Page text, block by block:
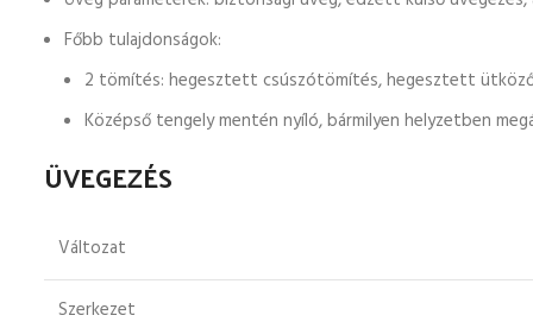
Főbb tulajdonságok:
2 tömítés: hegesztett csúszótömítés, hegesztett
Középső tengely mentén nyíló, bármilyen helyzetben
ÜVEGEZÉS
Változat
Szerkezet